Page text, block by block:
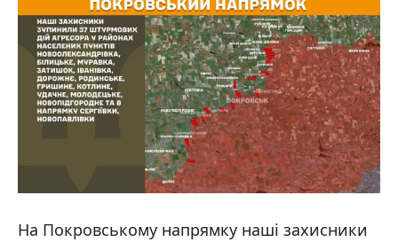
На Покровському напрямку наші захисники